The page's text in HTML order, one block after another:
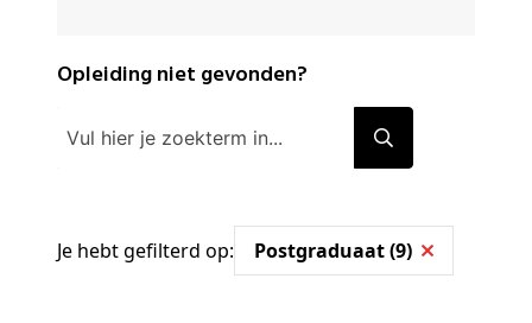
Opleiding niet gevonden?
Je hebt gefilterd op: Postgraduaat (9)